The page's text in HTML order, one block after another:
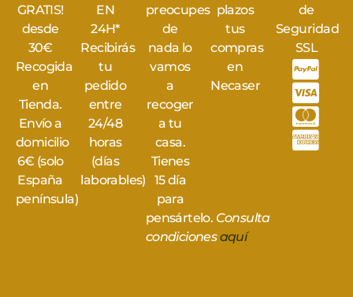
GRATIS!
desde
30€
Recogida
en
Tienda.
Envío a
domicilio
6€ (solo
España
península)
EN
24H*
Recibirás
tu
pedido
entre
24/48
horas
(días
laborables)
preocupes
de
nada lo
vamos
a
recoger
a tu
casa.
Tienes
15 día
para
pensártelo. Consulta
condicionesaquí
plazos
tus
compras
en
Necaser
de
Seguridad
SSL